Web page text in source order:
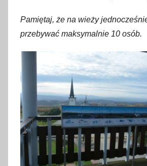
Pamiętaj, że na wieży
przebywać maksymalnie 10 osób.